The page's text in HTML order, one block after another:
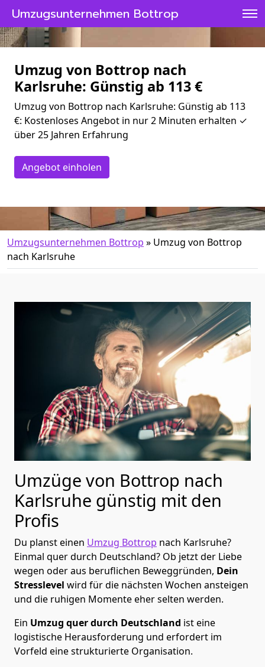
Umzugsunternehmen Bottrop
Umzug von Bottrop nach
Karlsruhe: Günstig ab 113 €
Umzug von Bottrop nach Karlsruhe: Günstig ab 113
€: Kostenloses Angebot in nur 2 Minuten erhalten ✓
über 25 Jahren Erfahrung
Angebot einholen
Umzugsunternehmen Bottrop » Umzug von Bottrop
nach Karlsruhe
Umzüge von Bottrop nach
Karlsruhe günstig mit den
Profis
Du planst einen Umzug Bottrop nach Karlsruhe?
Einmal quer durch Deutschland? Ob jetzt der Liebe
wegen oder aus beruflichen Beweggründen, Dein
Stresslevel wird für die nächsten Wochen ansteigen
und die ruhigen Momente eher selten werden.
Ein Umzug quer durch Deutschland ist eine
logistische Herausforderung und erfordert im
Vorfeld eine strukturierte Organisation.